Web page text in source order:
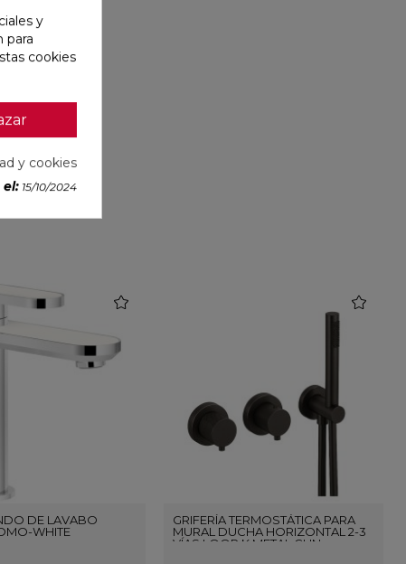
DE LAVABO
WHITE
favorite
GRIFERÍA TERMOSTÁTICA PARA
MURAL DUCHA HORIZONTAL 2-3
VÍAS LOOP K METAL GUN
y
para
cookies
y cookies
el: 15/10/2024